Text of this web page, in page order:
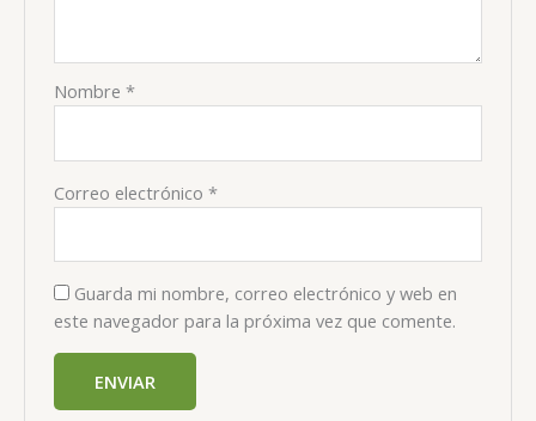
Nombre*
Correo electrónico*
Guarda mi nombre, correo electrónico y web en
este navegador para la próxima vez que comente.